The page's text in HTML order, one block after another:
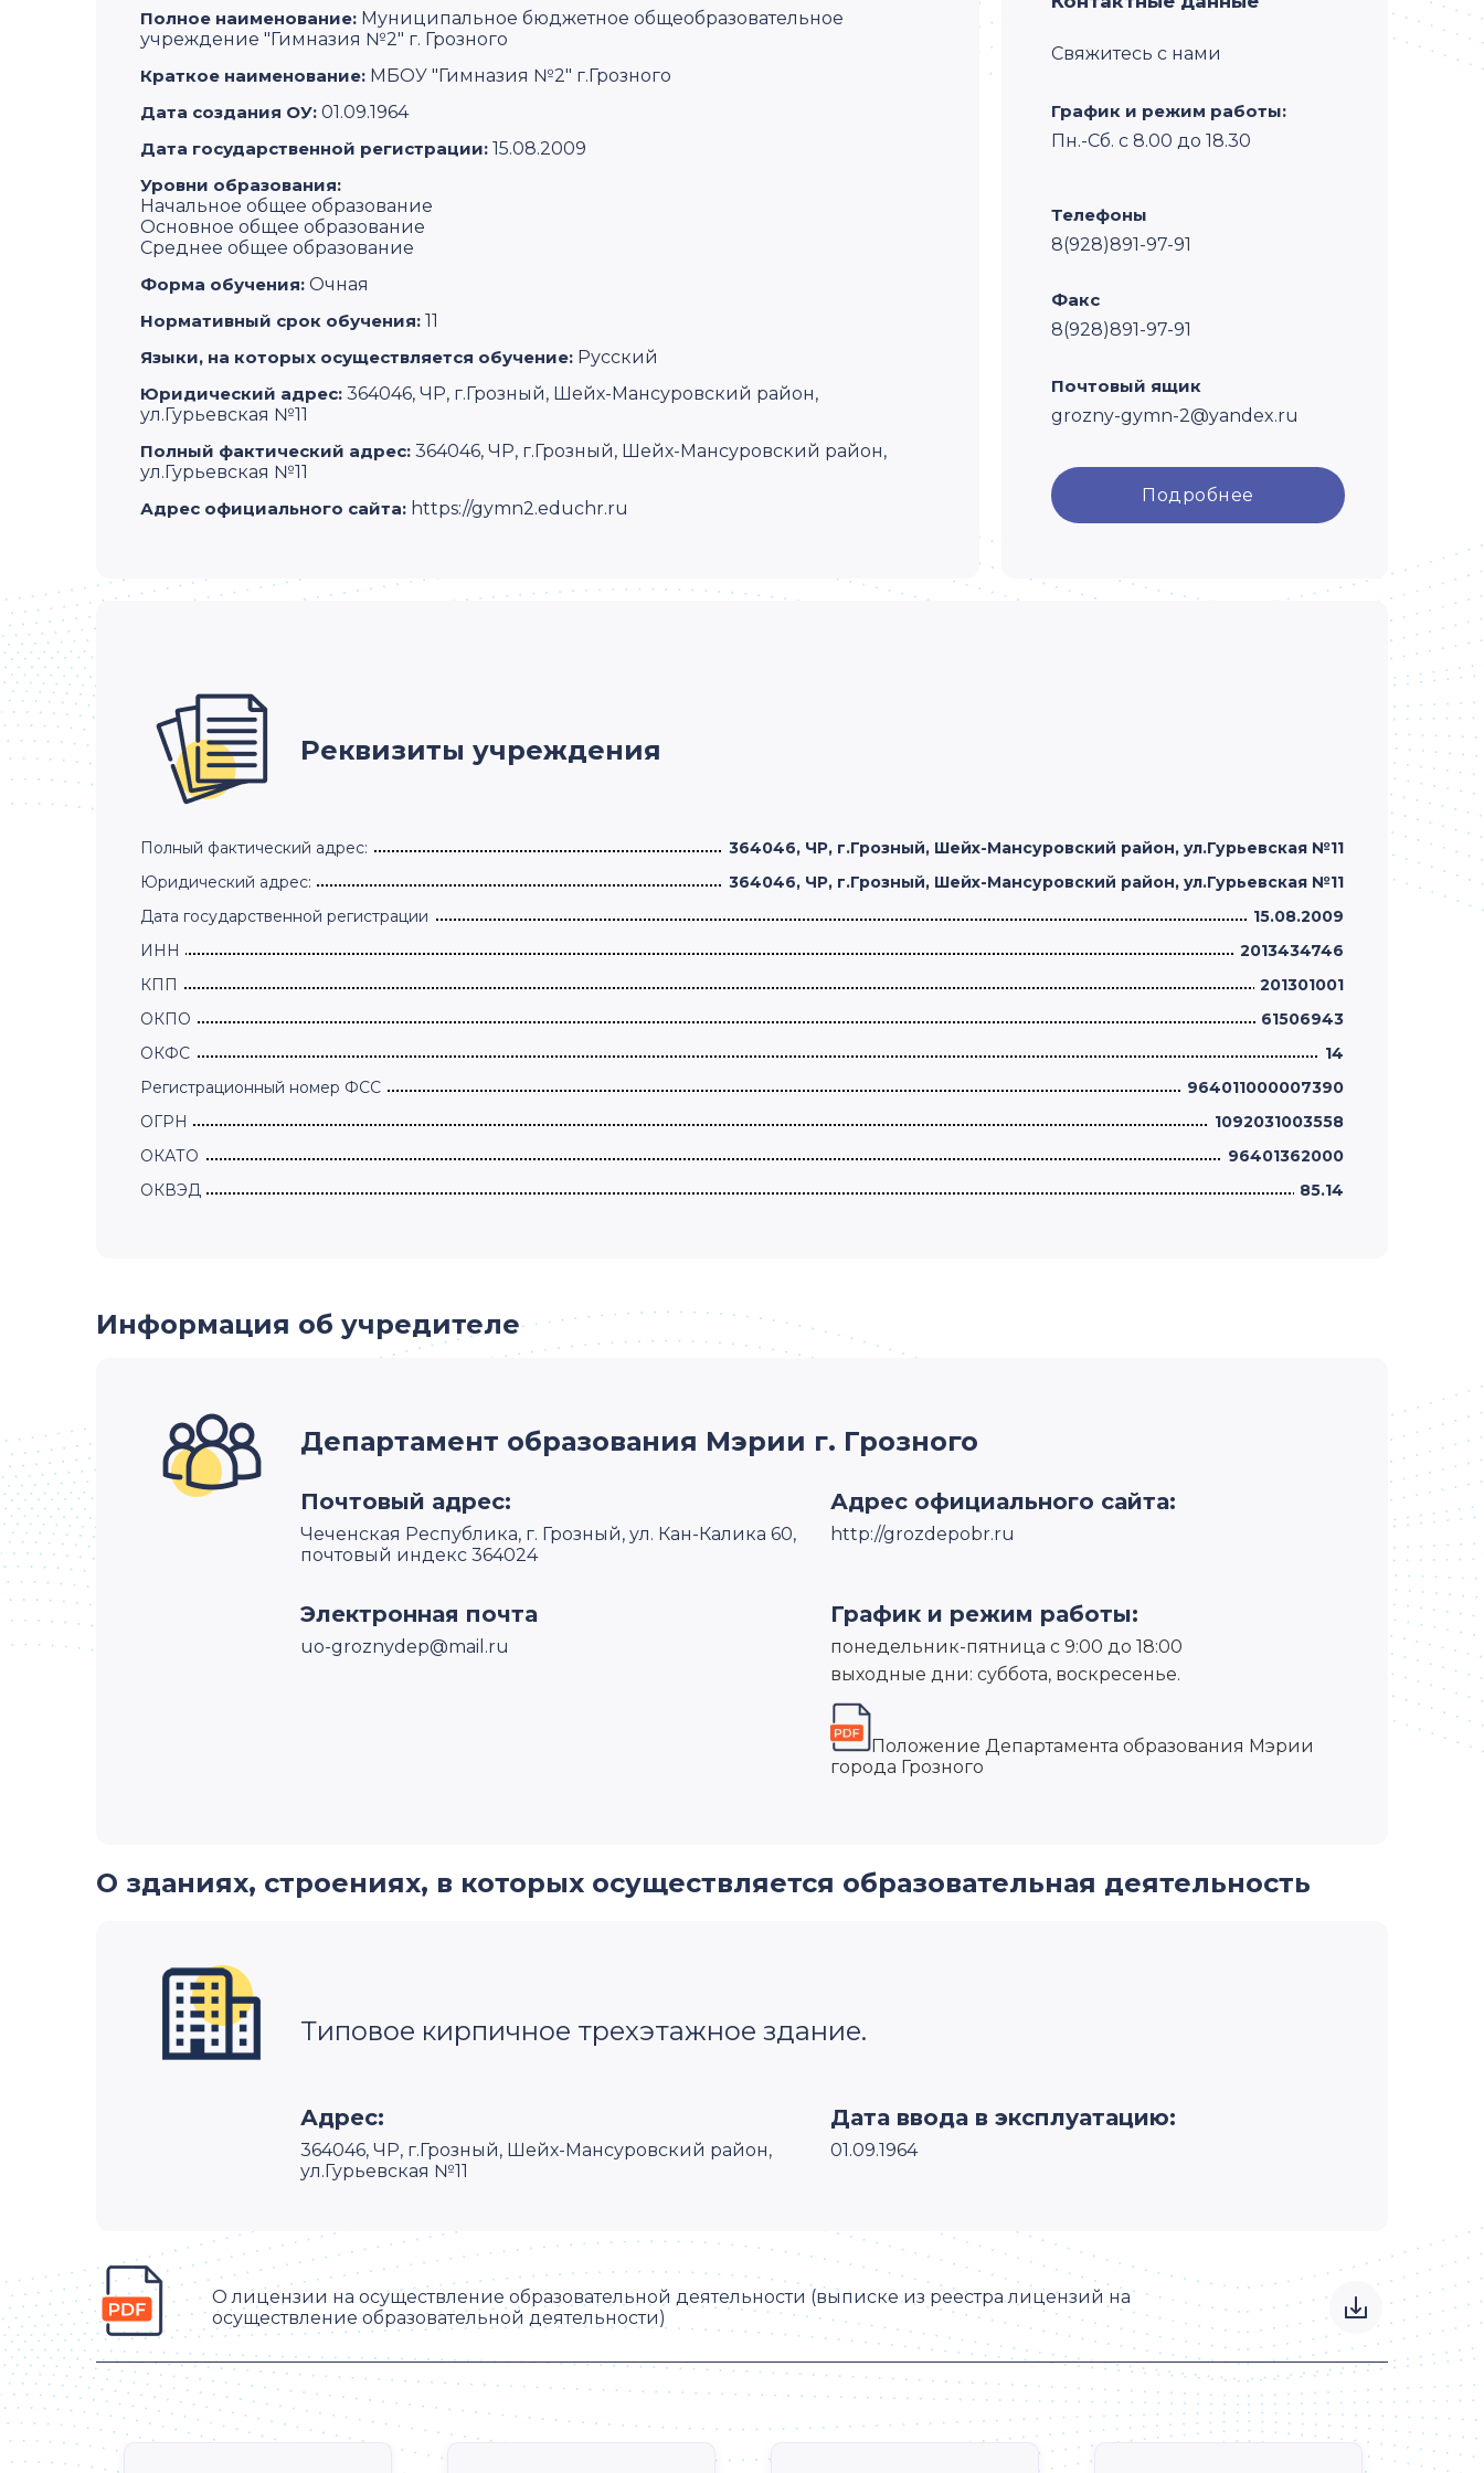
Полное наименование: Муниципальное бюджетное общеобразовательное
учреждение "Гимназия №2" г. Грозного
Краткое наименование: МБОУ "Гимназия №2" г.Грозного
Дата создания ОУ: 01.09.1964
Дата государственной регистрации: 15.08.2009
Уровни образования:
Начальное общее образование
Основное общее образование
Среднее общее образование
Форма обучения: Очная
Нормативный срок обучения: 11
Языки, на которых осуществляется обучение: Русский
Юридический адрес: 364046, ЧР, г.Грозный, Шейх-Мансуровский район,
ул.Гурьевская №11
Полный фактический адрес: 364046, ЧР, г.Грозный, Шейх-Мансуровский район,
ул.Гурьевская №11
Адрес официального сайта: https://gymn2.educhr.ru
Свяжитесь с нами
График и режим работы:
Пн.-Cб. с 8.00 до 18.30
Телефоны
8(928)891-97-91
Факс
8(928)891-97-91
Почтовый ящик
grozny-gymn-2@yandex.ru
Подробнее
Реквизиты учреждения
Полный фактический адрес:
364046, ЧР, г.Грозный, Шейх-Мансуровский район, ул.Гурьевская №11
Юридический адрес:
364046, ЧР, г.Грозный, Шейх-Мансуровский район, ул.Гурьевская №11
Дата государственной регистрации
15.08.2009
ИНН
2013434746
КПП
201301001
ОКПО
61506943
ОКФС
14
Регистрационный номер ФСС
964011000007390
ОГРН
1092031003558
ОКАТО
96401362000
ОКВЭД
85.14
Информация об учредителе
Департамент образования Мэрии г. Грозного
Почтовый адрес:
Чеченская Республика, г. Грозный, ул. Кан-Калика 60,
почтовый индекс 364024
Адрес официального сайта:
http://grozdepobr.ru
Электронная почта
uo-groznydep@mail.ru
График и режим работы:
понедельник-пятница с 9:00 до 18:00
выходные дни: суббота, воскресенье.
Положение Департамента образования Мэрии
города Грозного
О зданиях, строениях, в которых осуществляется образовательная деятельность
Типовое кирпичное трехэтажное здание.
Адрес:
364046, ЧР, г.Грозный, Шейх-Мансуровский район,
ул.Гурьевская №11
Дата ввода в эксплуатацию:
01.09.1964
О лицензии на осуществление образовательной деятельности (выписке из реестра лицензий на
осуществление образовательной деятельности)